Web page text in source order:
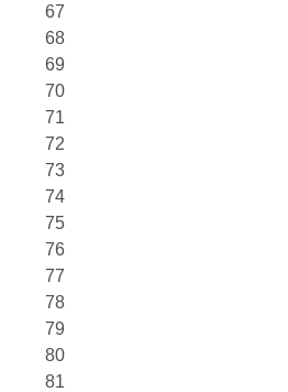
67
68
69
70
71
72
73
74
75
76
77
78
79
80
81